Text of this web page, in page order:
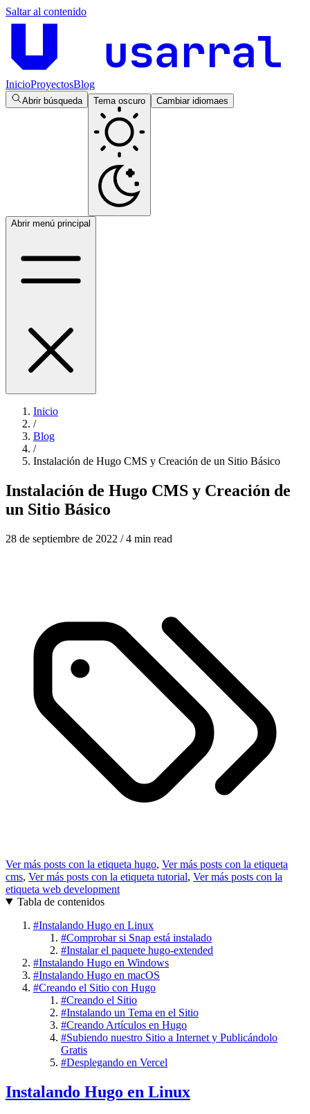
Saltar al contenido
usarral
InicioProyectosBlog
Abrir búsqueda Tema oscuro Cambiar idiomaes
Abrir menú principal
Inicio
/
Blog
/
Instalación de Hugo CMS y Creación de un Sitio Básico
Instalación de Hugo CMS y Creación de
un Sitio Básico
28 de septiembre de 2022 / 4 min read
Ver más posts con la etiqueta hugo, Ver más posts con la etiqueta
cms, Ver más posts con la etiqueta tutorial, Ver más posts con la
etiqueta web development
Tabla de contenidos
#Instalando Hugo en Linux
#Comprobar si Snap está instalado
#Instalar el paquete hugo-extended
#Instalando Hugo en Windows
#Instalando Hugo en macOS
#Creando el Sitio con Hugo
#Creando el Sitio
#Instalando un Tema en el Sitio
#Creando Artículos en Hugo
#Subiendo nuestro Sitio a Internet y Publicándolo
Gratis
#Desplegando en Vercel
Instalando Hugo en Linux